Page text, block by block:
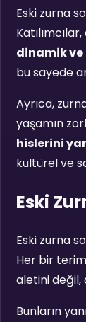
Eski zurna
dinamik ve
bu sayede
Ayrıca,
yaşamın
hislerini
kültürel ve
Eski
Eski zurna
Her bir
aletini değil,
Bunların